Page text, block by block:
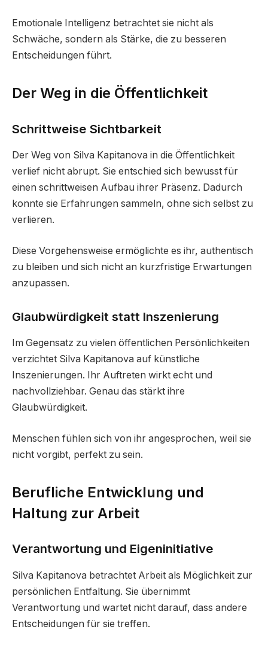
Emotionale Intelligenz betrachtet sie nicht als
Schwäche, sondern als Stärke, die zu besseren
Entscheidungen führt.
Der Weg in die Öffentlichkeit
Schrittweise Sichtbarkeit
Der Weg von Silva Kapitanova in die Öffentlichkeit
verlief nicht abrupt. Sie entschied sich bewusst für
einen schrittweisen Aufbau ihrer Präsenz. Dadurch
konnte sie Erfahrungen sammeln, ohne sich selbst zu
verlieren.
Diese Vorgehensweise ermöglichte es ihr, authentisch
zu bleiben und sich nicht an kurzfristige Erwartungen
anzupassen.
Glaubwürdigkeit statt Inszenierung
Im Gegensatz zu vielen öffentlichen Persönlichkeiten
verzichtet Silva Kapitanova auf künstliche
Inszenierungen. Ihr Auftreten wirkt echt und
nachvollziehbar. Genau das stärkt ihre
Glaubwürdigkeit.
Menschen fühlen sich von ihr angesprochen, weil sie
nicht vorgibt, perfekt zu sein.
Berufliche Entwicklung und
Haltung zur Arbeit
Verantwortung und Eigeninitiative
Silva Kapitanova betrachtet Arbeit als Möglichkeit zur
persönlichen Entfaltung. Sie übernimmt
Verantwortung und wartet nicht darauf, dass andere
Entscheidungen für sie treffen.